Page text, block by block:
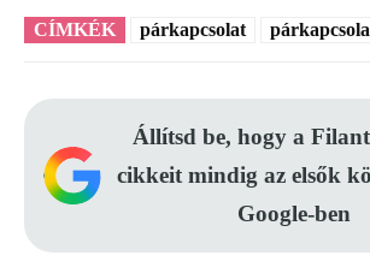
CÍMKÉK párkapcsolat
Állítsd be, hogy a
cikkeit mindig az elsők
Google-ben